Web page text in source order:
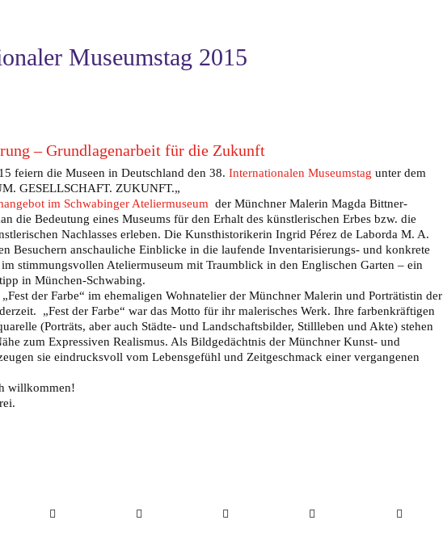
Museumstag 2015
– Grundlagenarbeit für die Zukunft
feiern die Museen in Deutschland den 38. Internationalen Museumstag unter dem
GESELLSCHAFT. ZUKUNFT.„
im Schwabinger Ateliermuseum der Münchner Malerin Magda Bittner-
die Bedeutung eines Museums für den Erhalt des künstlerischen Erbes bzw. die
Nachlasses erleben. Die Kunsthistorikerin Ingrid Pérez de Laborda M. A.
Besuchern anschauliche Einblicke in die laufende Inventarisierungs- und konkrete
stimmungsvollen Ateliermuseum mit Traumblick in den Englischen Garten – ein
in München-Schwabing.
„Fest der Farbe“ im ehemaligen Wohnatelier der Münchner Malerin und Porträtistin der
„Fest der Farbe“ war das Motto für ihr malerisches Werk. Ihre farbenkräftigen
(Porträts, aber auch Städte- und Landschaftsbilder, Stillleben und Akte) stehen
zum Expressiven Realismus. Als Bildgedächtnis der Münchner Kunst- und
sie eindrucksvoll vom Lebensgefühl und Zeitgeschmack einer vergangenen
willkommen!